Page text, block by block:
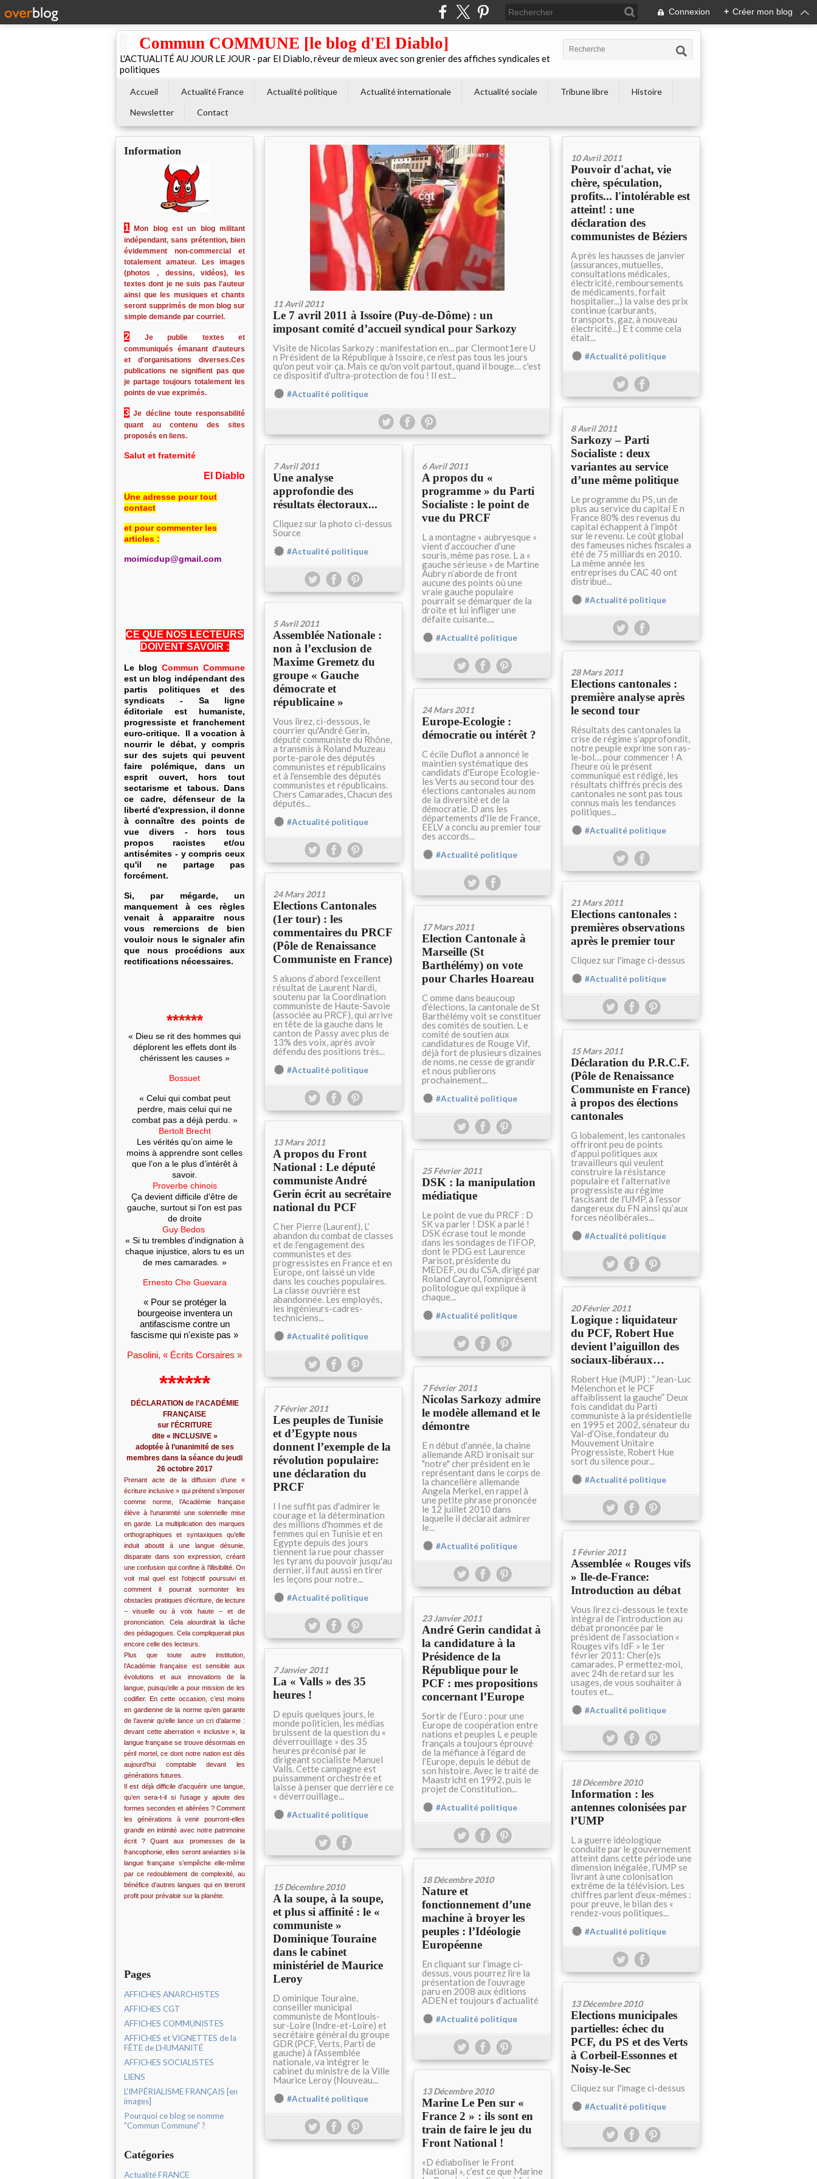
Connexion + Créer mon blog
Commun COMMUNE [le blog d'El Diablo]
L'ACTUALITÉ AU JOUR LE JOUR - par El Diablo, rêveur de mieux avec son grenier des affiches syndicales et
politiques
Accueil Actualité France Actualité politique Actualité internationale Actualité sociale Tribune libre
Histoire
Newsletter
Contact
Information
1
Mon blog est un blog militant
indépendant, sans prétention, bien
évidemment non-commercial et
totalement amateur. Les images
(photos , dessins, vidéos), les
textes dont je ne suis pas l'auteur
ainsi que les musiques et chants
seront supprimés de mon blog sur
simple demande par courriel.
2
Je publie textes et
communiqués émanant d'auteurs
et d'organisations diverses.Ces
publications ne signifient pas que
je partage toujours totalement les
points de vue exprimés.
3 Je décline toute responsabilité
quant au contenu des sites
proposés en liens.
Salut et fraternité
El Diablo
Une adresse pour tout
contact
et pour commenter les
articles :
moimicdup@gmail.com
CE QUE NOS LECTEURS
DOIVENT SAVOIR :
Le blog Commun Commune
est un blog indépendant des
partis politiques et des
syndicats - Sa ligne
éditoriale est humaniste,
progressiste et franchement
euro-critique. Il a vocation à
nourrir le débat, y compris
sur des sujets qui peuvent
faire polémique, dans un
esprit ouvert, hors tout
sectarisme et tabous. Dans
ce cadre, défenseur de la
liberté d'expression, il donne
à connaître des points de
vue divers - hors tous
propos racistes et/ou
antisémites - y compris ceux
qu'il ne partage pas
forcément.
Si, par mégarde, un
manquement à ces règles
venait à apparaitre nous
vous remercions de bien
vouloir nous le signaler afin
que nous procédions aux
rectifications nécessaires.
******
« Dieu se rit des hommes qui
déplorent les effets dont ils
chérissent les causes »
Bossuet
« Celui qui combat peut
perdre, mais celui qui ne
combat pas a déjà perdu. »
Bertolt Brecht
Les vérités qu’on aime le
moins à apprendre sont celles
que l’on a le plus d’intérêt à
savoir.
Proverbe chinois
Ça devient difficile d'être de
gauche, surtout si l'on est pas
de droite
Guy Bedos
« Si tu trembles d'indignation à
chaque injustice, alors tu es un
de mes camarades. »
Ernesto Che Guevara
« Pour se protéger la
bourgeoise inventera un
antifascisme contre un
fascisme qui n'existe pas »
Pasolini, « Écrits Corsaires »
******
DÉCLARATION de l’ACADÉMIE
FRANÇAISE
sur l'ÉCRITURE
dite « INCLUSIVE »
adoptée à l’unanimité de ses
membres dans la séance du jeudi
26 octobre 2017
Prenant acte de la diffusion d’une «
écriture inclusive » qui prétend s’imposer
comme norme, l’Académie française
élève à l’unanimité une solennelle mise
en garde. La multiplication des marques
orthographiques et syntaxiques qu’elle
induit aboutit à une langue désunie,
disparate dans son expression, créant
une confusion qui confine à l’illisibilité. On
voit mal quel est l’objectif poursuivi et
comment il pourrait surmonter les
obstacles pratiques d’écriture, de lecture
– visuelle ou à voix haute – et de
prononciation. Cela alourdirait la tâche
des pédagogues. Cela compliquerait plus
encore celle des lecteurs.
Plus que toute autre institution,
l’Académie française est sensible aux
évolutions et aux innovations de la
langue, puisqu’elle a pour mission de les
codifier. En cette occasion, c’est moins
en gardienne de la norme qu’en garante
de l’avenir qu’elle lance un cri d’alarme :
devant cette aberration « inclusive », la
langue française se trouve désormais en
péril mortel, ce dont notre nation est dès
aujourd’hui comptable devant les
générations futures.
Il est déjà difficile d’acquérir une langue,
qu’en sera-t-il si l’usage y ajoute des
formes secondes et altérées ? Comment
les générations à venir pourront-elles
grandir en intimité avec notre patrimoine
écrit ? Quant aux promesses de la
francophonie, elles seront anéanties si la
langue française s’empêche elle-même
par ce redoublement de complexité, au
bénéfice d’autres langues qui en tireront
profit pour prévaloir sur la planète.
Pages
AFFICHES ANARCHISTES
AFFICHES CGT
AFFICHES COMMUNISTES
AFFICHES et VIGNETTES de la
FÊTE de L'HUMANITÉ
AFFICHES SOCIALISTES
LIENS
L'IMPÉRIALISME FRANÇAIS [en
images]
Pourquoi ce blog se nomme
"Commun Commune" ?
Catégories
Actualité FRANCE
11 Avril 2011
Le 7 avril 2011 à Issoire (Puy-de-Dôme) : un
imposant comité d’accueil syndical pour Sarkozy
Visite de Nicolas Sarkozy : manifestation en... par Clermont1ere U
n Président de la République à Issoire, ce n'est pas tous les jours
qu'on peut voir ça. Mais ce qu'on voit partout, quand il bouge… c'est
ce dispositif d'ultra-protection de fou ! Il est...
#Actualité politique
10 Avril 2011
Pouvoir d'achat, vie
chère, spéculation,
profits... l'intolérable est
atteint! : une
déclaration des
communistes de Béziers
A près les hausses de janvier
(assurances, mutuelles,
consultations médicales,
électricité, remboursements
de médicaments, forfait
hospitalier...) la valse des prix
continue (carburants,
transports, gaz, à nouveau
électricité...) E t comme cela
était...
#Actualité politique
8 Avril 2011
Sarkozy – Parti
Socialiste : deux
variantes au service
d’une même politique
Le programme du PS, un de
plus au service du capital E n
France 80% des revenus du
capital échappent à l’impôt
sur le revenu. Le coût global
des fameuses niches fiscales a
été de 75 milliards en 2010.
La même année les
entreprises du CAC 40 ont
distribué...
#Actualité politique
7 Avril 2011
Une analyse
approfondie des
résultats électoraux...
Cliquez sur la photo ci-dessus
Source
#Actualité politique
6 Avril 2011
A propos du «
programme » du Parti
Socialiste : le point de
vue du PRCF
L a montagne « aubryesque »
vient d’accoucher d’une
souris, même pas rose. L a «
gauche sérieuse » de Martine
Aubry n’aborde de front
aucune des points où une
vraie gauche populaire
pourrait se démarquer de la
droite et lui infliger une
défaite cuisante....
#Actualité politique
5 Avril 2011
Assemblée Nationale :
non à l’exclusion de
Maxime Gremetz du
groupe « Gauche
démocrate et
républicaine »
Vous lirez, ci-dessous, le
courrier qu'André Gerin,
député communiste du Rhône,
a transmis à Roland Muzeau
porte-parole des députés
communistes et républicains
et à l'ensemble des députés
communistes et républicains.
Chers Camarades, Chacun des
députés...
#Actualité politique
28 Mars 2011
Elections cantonales :
première analyse après
le second tour
Résultats des cantonales la
crise de régime s’approfondit,
notre peuple exprime son ras-
le-bol… pour commencer ! A
l’heure où le présent
communiqué est rédigé, les
résultats chiffrés précis des
cantonales ne sont pas tous
connus mais les tendances
politiques...
#Actualité politique
24 Mars 2011
Europe-Ecologie :
démocratie ou intérêt ?
C écile Duflot a annoncé le
maintien systématique des
candidats d'Europe Ecologie-
les Verts au second tour des
élections cantonales au nom
de la diversité et de la
démocratie. D ans les
départements d'Ile de France,
EELV a conclu au premier tour
des accords...
#Actualité politique
24 Mars 2011
Elections Cantonales
(1er tour) : les
commentaires du PRCF
(Pôle de Renaissance
Communiste en France)
S aluons d’abord l’excellent
résultat de Laurent Nardi,
soutenu par la Coordination
communiste de Haute-Savoie
(associée au PRCF), qui arrive
en tête de la gauche dans le
canton de Passy avec plus de
13% des voix, après avoir
défendu des positions très...
#Actualité politique
21 Mars 2011
Elections cantonales :
premières observations
après le premier tour
Cliquez sur l'image ci-dessus
#Actualité politique
17 Mars 2011
Election Cantonale à
Marseille (St
Barthélémy) on vote
pour Charles Hoareau
C omme dans beaucoup
d’élections, la cantonale de St
Barthélémy voit se constituer
des comités de soutien. L e
comité de soutien aux
candidatures de Rouge Vif,
déjà fort de plusieurs dizaines
de noms, ne cesse de grandir
et nous publierons
prochainement...
#Actualité politique
15 Mars 2011
Déclaration du P.R.C.F.
(Pôle de Renaissance
Communiste en France)
à propos des élections
cantonales
G lobalement, les cantonales
offriront peu de points
d’appui politiques aux
travailleurs qui veulent
construire la résistance
populaire et l’alternative
progressiste au régime
fascisant de l’UMP, à l’essor
dangereux du FN ainsi qu’aux
forces néolibérales...
#Actualité politique
13 Mars 2011
A propos du Front
National : Le député
communiste André
Gerin écrit au secrétaire
national du PCF
C her Pierre (Laurent), L’
abandon du combat de classes
et de l’engagement des
communistes et des
progressistes en France et en
Europe, ont laissé un vide
dans les couches populaires.
La classe ouvrière est
abandonnée. Les employés,
les ingénieurs-cadres-
techniciens...
#Actualité politique
25 Février 2011
DSK : la manipulation
médiatique
Le point de vue du PRCF : D
SK va parler ! DSK a parlé !
DSK écrase tout le monde
dans les sondages de l’IFOP,
dont le PDG est Laurence
Parisot, présidente du
MEDEF, ou du CSA, dirigé par
Roland Cayrol, l’omniprésent
politologue qui explique à
chaque...
#Actualité politique
20 Février 2011
Logique : liquidateur
du PCF, Robert Hue
devient l’aiguillon des
sociaux-libéraux…
Robert Hue (MUP) : “Jean-Luc
Mélenchon et le PCF
affaiblissent la gauche” Deux
fois candidat du Parti
communiste à la présidentielle
en 1995 et 2002, sénateur du
Val-d’Oise, fondateur du
Mouvement Unitaire
Progressiste, Robert Hue
sort du silence pour...
#Actualité politique
7 Février 2011
Nicolas Sarkozy admire
le modèle allemand et le
démontre
E n début d'année, la chaine
allemande ARD ironisait sur
"notre" cher président en le
représentant dans le corps de
la chancelière allemande
Angela Merkel, en rappel à
une petite phrase prononcée
le 12 juillet 2010 dans
laquelle il déclarait admirer
le...
#Actualité politique
7 Février 2011
Les peuples de Tunisie
et d’Egypte nous
donnent l’exemple de la
révolution populaire:
une déclaration du
PRCF
I l ne suffit pas d'admirer le
courage et la détermination
des millions d'hommes et de
femmes qui en Tunisie et en
Egypte depuis des jours
tiennent la rue pour chasser
les tyrans du pouvoir jusqu'au
dernier, il faut aussi en tirer
les leçons pour notre...
#Actualité politique
1 Février 2011
Assemblée « Rouges vifs
» Ile-de-France:
Introduction au débat
Vous lirez ci-dessous le texte
intégral de l’introduction au
débat prononcée par le
président de l’association «
Rouges vifs IdF » le 1er
février 2011: Cher(e)s
camarades, P ermettez-moi,
avec 24h de retard sur les
usages, de vous souhaiter à
toutes et...
#Actualité politique
23 Janvier 2011
André Gerin candidat à
la candidature à la
Présidence de la
République pour le
PCF : mes propositions
concernant l’Europe
Sortir de l’Euro : pour une
Europe de coopération entre
nations et peuples L e peuple
français a toujours éprouvé
de la méfiance à l’égard de
l’Europe, depuis le début de
son histoire. Avec le traité de
Maastricht en 1992, puis le
projet de Constitution...
#Actualité politique
7 Janvier 2011
La « Valls » des 35
heures !
D epuis quelques jours, le
monde politicien, les médias
bruissent de la question du «
déverrouillage » des 35
heures préconisé par le
dirigeant socialiste Manuel
Valls. Cette campagne est
puissamment orchestrée et
laisse à penser que derrière ce
« déverrouillage...
#Actualité politique
18 Décembre 2010
Information : les
antennes colonisées par
l’UMP
L a guerre idéologique
conduite par le gouvernement
atteint dans cette période une
dimension inégalée, l’UMP se
livrant à une colonisation
extrême de la télévision. Les
chiffres parlent d’eux-mêmes :
pour preuve, le bilan des «
rendez-vous politiques...
#Actualité politique
18 Décembre 2010
Nature et
fonctionnement d’une
machine à broyer les
peuples : l’Idéologie
Européenne
En cliquant sur l’image ci-
dessus, vous pourrez lire la
présentation de l’ouvrage
paru en 2008 aux éditions
ADEN et toujours d’actualité
#Actualité politique
15 Décembre 2010
A la soupe, à la soupe,
et plus si affinité : le «
communiste »
Dominique Touraine
dans le cabinet
ministériel de Maurice
Leroy
D ominique Touraine,
conseiller municipal
communiste de Montlouis-
sur-Loire (Indre-et-Loire) et
secrétaire général du groupe
GDR (PCF, Verts, Parti de
gauche) à l’Assemblée
nationale, va intégrer le
cabinet du ministre de la Ville
Maurice Leroy (Nouveau...
#Actualité politique
13 Décembre 2010
Elections municipales
partielles: échec du
PCF, du PS et des Verts
à Corbeil-Essonnes et
Noisy-le-Sec
Cliquez sur l'image ci-dessus
#Actualité politique
13 Décembre 2010
Marine Le Pen sur «
France 2 » : ils sont en
train de faire le jeu du
Front National !
«D édiaboliser le Front
National », c’est ce que Marine